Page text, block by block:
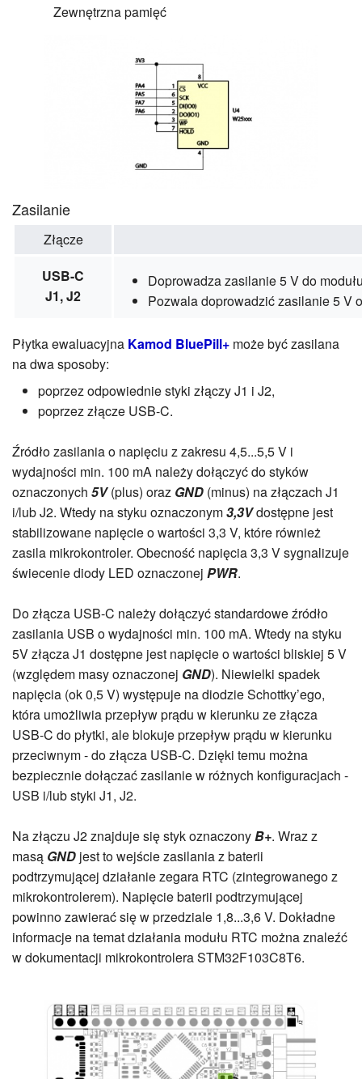
Zewnętrzna pamięć
Zasilanie
Złącze
USB-C
J1, J2
Doprowadza zasilanie 5 V do
Pozwala doprowadzić zasilanie 5 V
Płytka ewaluacyjna Kamod BluePill+ może być zasilana
na dwa sposoby:
poprzez odpowiednie styki złączy J1 i J2,
poprzez złącze USB-C.
Źródło zasilania o napięciu z zakresu 4,5...5,5 V i
wydajności min. 100 mA należy dołączyć do styków
oznaczonych 5V(plus) oraz GND (minus) na złączach J1
i/lub J2. Wtedy na styku oznaczonym3,3Vdostępne jest
stabilizowane napięcie o wartości 3,3 V, które również
zasila mikrokontroler. Obecność napięcia 3,3 V sygnalizuje
świecenie diody LED oznaczonej PWR.
Do złącza USB-C należy dołączyć standardowe źródło
zasilania USB o wydajności min. 100 mA. Wtedy na styku
5V złącza J1 dostępne jest napięcie o wartości bliskiej 5 V
(względem masy oznaczonej GND). Niewielki spadek
napięcia (ok 0,5 V) występuje na diodzie Schottky’ego,
która umożliwia przepływ prądu w kierunku ze złącza
USB-C do płytki, ale blokuje przepływ prądu w kierunku
przeciwnym - do złącza USB-C. Dzięki temu można
bezpiecznie dołączać zasilanie w różnych konfiguracjach -
USB i/lub styki J1, J2.
Na złączu J2 znajduje się styk oznaczonyB+. Wraz z
masą GND jest to wejście zasilania z baterii
podtrzymującej działanie zegara RTC (zintegrowanego z
mikrokontrolerem). Napięcie baterii podtrzymującej
powinno zawierać się w przedziale 1,8...3,6 V. Dokładne
informacje na temat działania modułu RTC można znaleźć
w dokumentacji mikrokontrolera STM32F103C8T6.